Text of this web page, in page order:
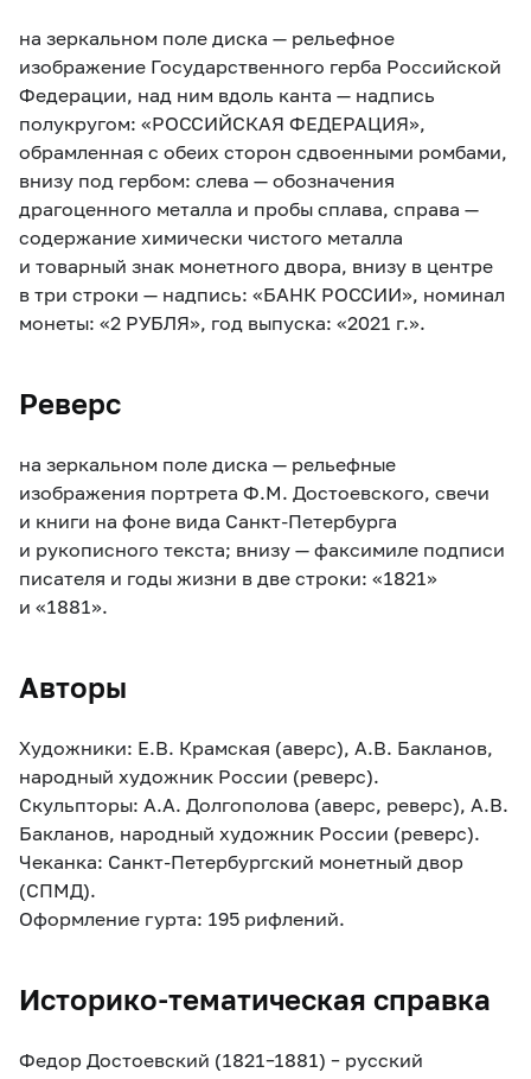
на зеркальном поле диска — рельефное
изображение Государственного герба Российской
Федерации, над ним вдоль канта — надпись
полукругом: «РОССИЙСКАЯ ФЕДЕРАЦИЯ»,
обрамленная с обеих сторон сдвоенными ромбами,
внизу под гербом: слева — обозначения
драгоценного металла и пробы сплава, справа —
содержание химически чистого металла
и товарный знак монетного двора, внизу в центре
в три строки — надпись: «БАНК РОССИИ», номинал
монеты: «2 РУБЛЯ», год выпуска: «2021 г.».
Реверс
на зеркальном поле диска — рельефные
изображения портрета Ф.М. Достоевского, свечи
и книги на фоне вида Санкт-Петербурга
и рукописного текста; внизу — факсимиле подписи
писателя и годы жизни в две строки: «1821»
и «1881».
Авторы
Художники: Е.В. Крамская (аверс), А.В. Бакланов,
народный художник России (реверс).
Скульпторы: А.А. Долгополова (аверс, реверс), А.В.
Бакланов, народный художник России (реверс).
Чеканка: Санкт-Петербургский монетный двор
(СПМД).
Оформление гурта: 195 рифлений.
Историко-тематическая справка
Федор Достоевский (1821–1881) – русский